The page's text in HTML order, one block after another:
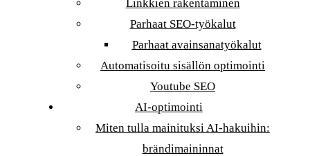
Linkkien rakentaminen
Parhaat SEO-työkalut
Parhaat avainsanatyökalut
Automatisoitu sisällön optimointi
Youtube SEO
AI-optimointi
Miten tulla mainituksi AI-hakuihin:
brändimaininnat